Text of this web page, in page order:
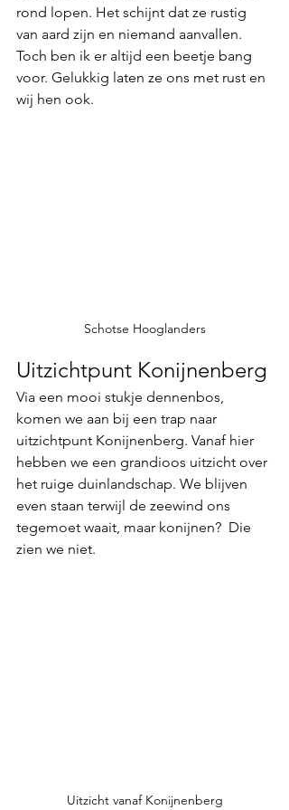
rond lopen. Het schijnt dat ze rustig
van aard zijn en niemand aanvallen.
Toch ben ik er altijd een beetje bang
voor. Gelukkig laten ze ons met rust en
wij hen ook.
Schotse Hooglanders
Uitzichtpunt Konijnenberg
Via een mooi stukje dennenbos,
komen we aan bij een trap naar
uitzichtpunt Konijnenberg. Vanaf hier
hebben we een grandioos uitzicht over
het ruige duinlandschap. We blijven
even staan terwijl de zeewind ons
tegemoet waait, maar konijnen?  Die
zien we niet.
Uitzicht vanaf Konijnenberg